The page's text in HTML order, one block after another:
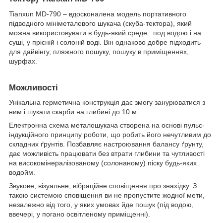
Tianxun MD-790 – вдосконалена модель портативного
підводного мініметалевого шукача (скуба-тектора), який
можна використовувати в будь-який среде: под водою і на
суші, у прісній і солоній воді. Він однаково добре підходить
для дайвінгу, пляжного пошуку, пошуку в приміщеннях,
шурфах.
Можливості
Унікальна герметична конструкція дає змогу занурюватися з
ним і шукати скарби на глибині до 10 м.
Електронна схема металошукача створена на основі пульс-
індукційного принципу роботи, що робить його нечутливим до
складних ґрунтів. Позбавляє настроювання балансу ґрунту,
дає можливість працювати без втрати глибини та чутливості
на високомінералізованому (солонаному) піску будь-яких
водойм.
Звукове, візуальне, вібраційне сповіщення про знахідку. З
такою системою сповіщення ви не пропустите жодної мети,
незалежно від того, у яких умовах йде пошук (під водою,
ввечері, у погано освітленому приміщенні).